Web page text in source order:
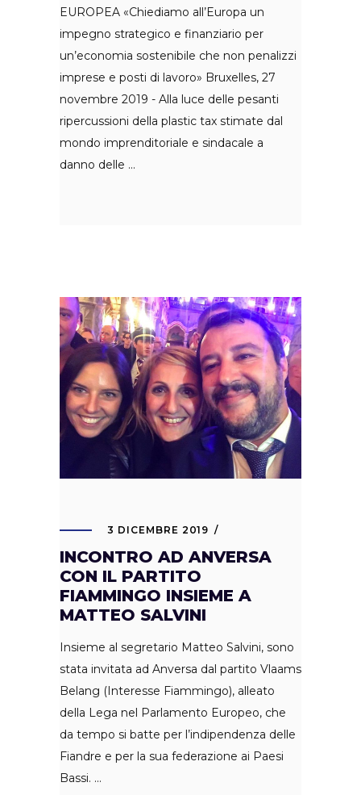
EUROPEA «Chiediamo all’Europa un
impegno strategico e finanziario per
un’economia sostenibile che non penalizzi
imprese e posti di lavoro» Bruxelles, 27
novembre 2019 - Alla luce delle pesanti
ripercussioni della plastic tax stimate dal
mondo imprenditoriale e sindacale a
danno delle
3 DICEMBRE 2019
INCONTRO AD ANVERSA
CON IL PARTITO
FIAMMINGO INSIEME A
MATTEO SALVINI
Insieme al segretario Matteo Salvini, sono
stata invitata ad Anversa dal partito Vlaams
Belang (Interesse Fiammingo), alleato
della Lega nel Parlamento Europeo, che
da tempo si batte per l’indipendenza delle
Fiandre e per la sua federazione ai Paesi
Bassi.